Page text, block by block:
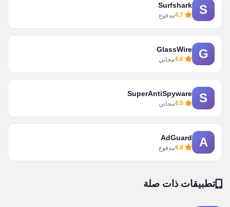
S
Surfshark
مدفوع
G
GlassWire
مجاني
S
SuperAntiSpyware
مجاني
A
AdGuard
مدفوع
تطبيقات ذات صلة